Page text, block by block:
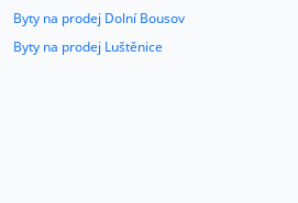
Byty na prodej Dolní Bousov
Byty na prodej Luštěnice